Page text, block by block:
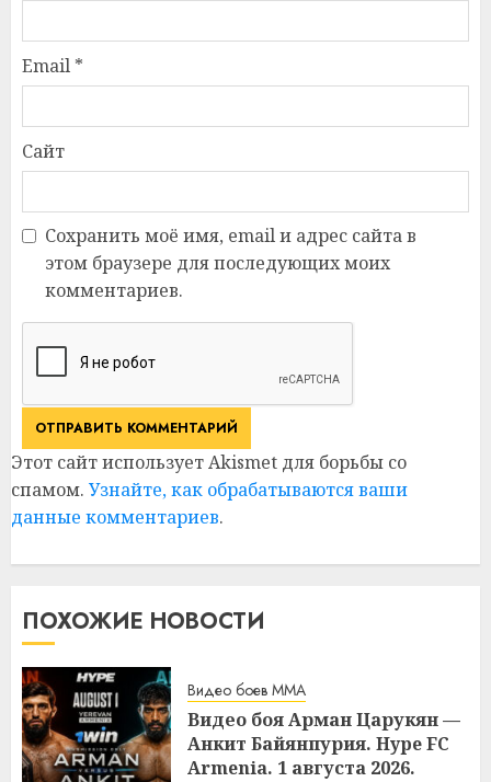
Email *
Сайт
Сохранить моё имя, email и адрес сайта в
этом браузере для последующих моих
комментариев.
Этот сайт использует Akismet для борьбы со
спамом. Узнайте, как обрабатываются ваши
данные комментариев.
ПОХОЖИЕ НОВОСТИ
Видео боев MMA
Видео боя Арман Царукян —
Анкит Байянпурия. Hype FC
Armenia. 1 августа 2026.